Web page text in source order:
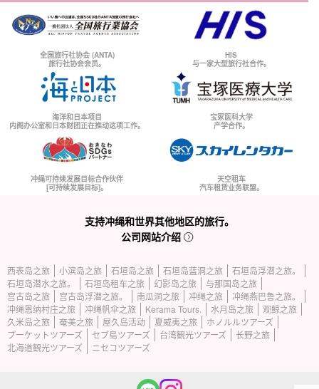
全国旅行社协会 (ANTA)
旅行社协会会员。
HIS
与一家大型旅行社合作。
海洋和日本项目
内阁办公室和日本财团正在推动这项工作。
宝冢医科大学
产学合作。
冲绳可持续发展目标合作伙伴
[可持续发展目标]。
天空租车
汽车租赁业务联盟。
支持冲绳和世界其他地区的旅行。
公司网站介绍
西表岛之旅 小滨岛之旅 石垣岛之旅 石垣岛蓝洞之旅
石垣岛浮潜之旅。
石垣岛潜水之旅。
石垣岛租车之旅 幻影岛之旅
与那国岛之旅
宫古岛之旅
宫古岛浮潜之旅。 南瓜洞之旅 冲绳之旅
冲绳燕巴鲁之旅。
冲绳恩纳村庄之旅
冲绳帆伞之旅 Kerama Tours. 水月岛之旅
观鲸之旅
久米岛之旅
奄美之旅 屋久岛活动 夏威夷之旅
ホノルルツアーズ
プーケットツアーズ
セブ島ツアーズ 台湾観光ツアーズ
长野之旅
北海道観光ツアーズ
ニセコツアーズ